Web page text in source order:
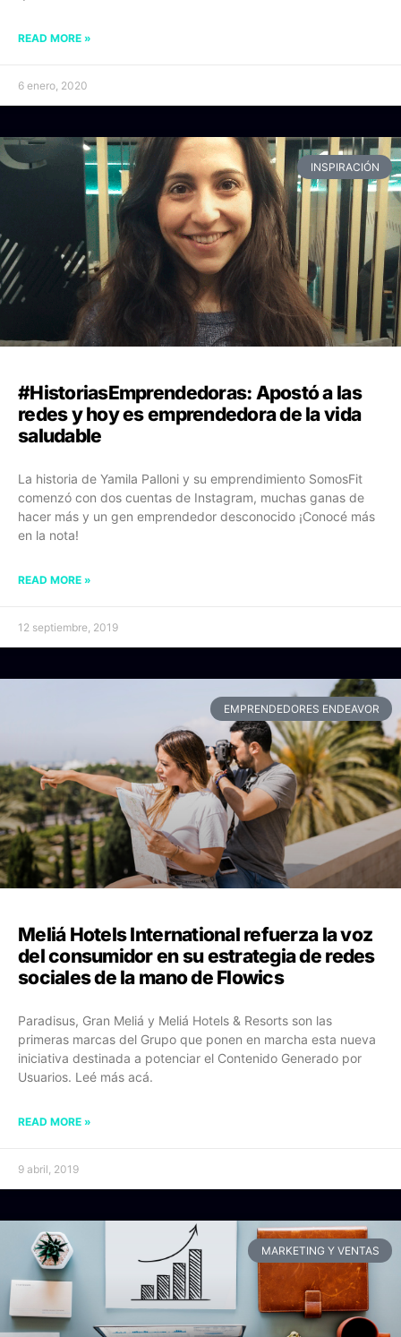
READ MORE »
6 enero, 2020
INSPIRACIÓN
#HistoriasEmprendedoras: Apostó a las
redes y hoy es emprendedora de la vida
saludable
La historia de Yamila Palloni y su emprendimiento SomosFit
comenzó con dos cuentas de Instagram, muchas ganas de
hacer más y un gen emprendedor desconocido ¡Conocé más
en la nota!
READ MORE »
12 septiembre, 2019
EMPRENDEDORES ENDEAVOR
Meliá Hotels International refuerza la voz
del consumidor en su estrategia de redes
sociales de la mano de Flowics
Paradisus, Gran Meliá y Meliá Hotels & Resorts son las
primeras marcas del Grupo que ponen en marcha esta nueva
iniciativa destinada a potenciar el Contenido Generado por
Usuarios. Leé más acá.
READ MORE »
9 abril, 2019
MARKETING Y VENTAS